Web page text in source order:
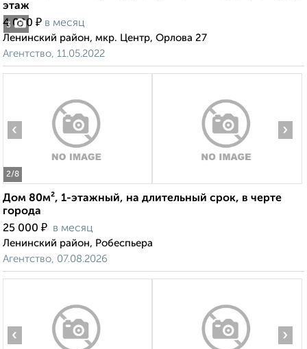
3
этаж
4 000 ₽ в месяц
Ленинский район, мкр. Центр, Орлова 27
Агентство, 11.05.2022
2/8
‹ ›
Дом 80м², 1-этажный, на длительный срок, в черте
города
25 000 ₽ в месяц
Ленинский район, Робеспьера
Агентство, 07.08.2026
‹ ›